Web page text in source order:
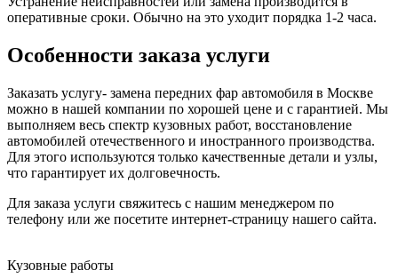
оперативные сроки. Обычно на это уходит порядка 1-2 часа.
Особенности заказа услуги
Заказать услугу- замена передних фар автомобиля в Москве
можно в нашей компании по хорошей цене и с гарантией. Мы
выполняем весь спектр кузовных работ, восстановление
автомобилей отечественного и иностранного производства.
Для этого используются только качественные детали и узлы,
что гарантирует их долговечность.
Для заказа услуги свяжитесь с нашим менеджером по
телефону или же посетите интернет-страницу нашего сайта.
Кузовные работы